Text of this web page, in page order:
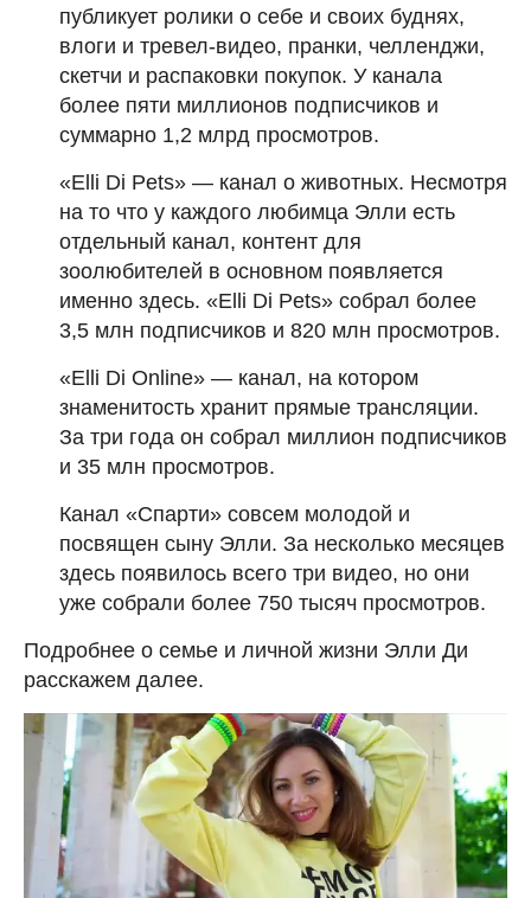
публикует ролики о себе и своих буднях,
влоги и тревел-видео, пранки, челленджи,
скетчи и распаковки покупок. У канала
более пяти миллионов подписчиков и
суммарно 1,2 млрд просмотров.
«Elli Di Pets» — канал о животных. Несмотря
на то что у каждого любимца Элли есть
отдельный канал, контент для
зоолюбителей в основном появляется
именно здесь. «Elli Di Pets» собрал более
3,5 млн подписчиков и 820 млн просмотров.
«Elli Di Online» — канал, на котором
знаменитость хранит прямые трансляции.
За три года он собрал миллион подписчиков
и 35 млн просмотров.
Канал «Спарти» совсем молодой и
посвящен сыну Элли. За несколько месяцев
здесь появилось всего три видео, но они
уже собрали более 750 тысяч просмотров.
Подробнее о семье и личной жизни Элли Ди
расскажем далее.